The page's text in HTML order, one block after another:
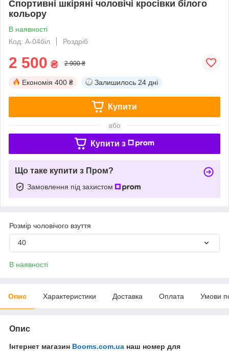
Спортивні шкіряні чоловічі кросівки білого
кольору
В наявності
Код: А-04біл
Роздріб
2 500 ₴ 2 900 ₴
Економія 400 ₴ Залишилось 24 дні
Купити
або
Купити з
Що таке купити з Пром?
Замовлення під захистом
Розмір чоловічого взуття
40
В наявності
Опис Характеристики Доставка Оплата Умови
Опис
Інтернет магазин Booms.com.ua наш номер для